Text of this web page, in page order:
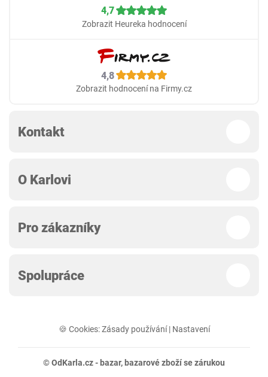
4,7
Zobrazit Heureka hodnocení
4,8
Zobrazit hodnocení na Firmy.cz
Kontakt
O Karlovi
Pro zákazníky
Spolupráce
🍪 Cookies:Zásady používání| Nastavení
© OdKarla.cz - bazar, bazarové zboží se zárukou